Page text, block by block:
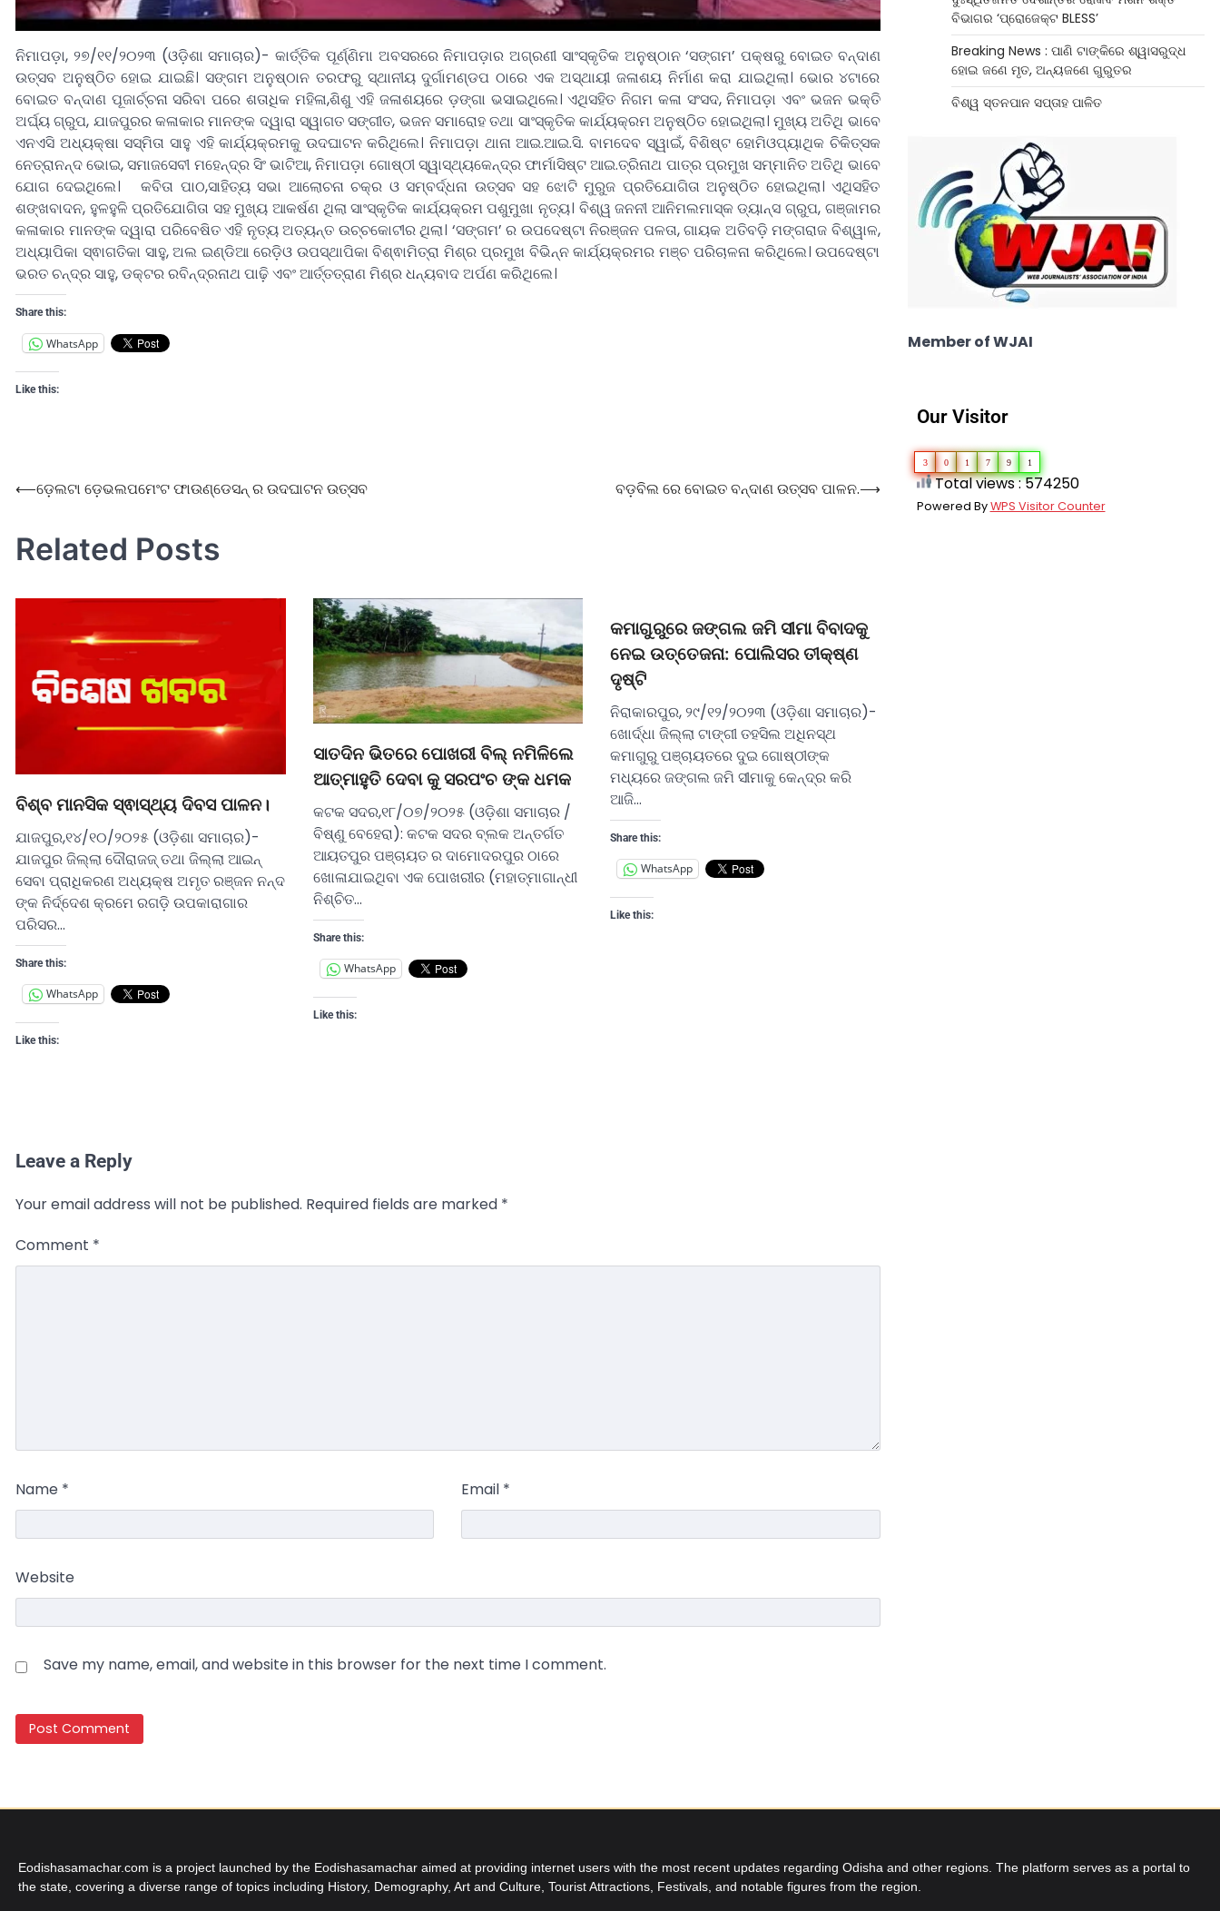
ନିମାପଡ଼ା, ୨୭/୧୧/୨୦୨୩ (ଓଡ଼ିଶା ସମାଚାର)- କାର୍ତ୍ତିକ ପୂର୍ଣ୍ଣିମା ଅବସରରେ ନିମାପଡ଼ାର ଅଗ୍ରଣୀ ସାଂସ୍କୃତିକ ଅନୁଷ୍ଠାନ ‘ସଙ୍ଗମ’ ପକ୍ଷରୁ ବୋଇତ ବନ୍ଦାଣ
ଉତ୍ସବ ଅନୁଷ୍ଠିତ ହୋଇ ଯାଇଛି। ସଙ୍ଗମ ଅନୁଷ୍ଠାନ ତରଫରୁ ସ୍ଥାନୀୟ ଦୁର୍ଗାମଣ୍ଡପ ଠାରେ ଏକ ଅସ୍ଥାୟୀ ଜଳାଶୟ ନିର୍ମାଣ କରା ଯାଇଥିଲା। ଭୋର ୪ଟାରେ
ବୋଇତ ବନ୍ଦାଣ ପୂଜାର୍ଚ୍ଚନା ସରିବା ପରେ ଶତାଧିକ ମହିଳା,ଶିଶୁ ଏହି ଜଳାଶୟରେ ଡ଼ଙ୍ଗା ଭସାଇଥିଲେ। ଏଥିସହିତ ନିଗମ କଳା ସଂସଦ, ନିମାପଡ଼ା ଏବଂ ଭଜନ ଭକ୍ତି
ଅର୍ଘ୍ୟ ଗ୍ରୁପ, ଯାଜପୁରର କଳାକାର ମାନଙ୍କ ଦ୍ୱାରା ସ୍ୱାଗତ ସଙ୍ଗୀତ, ଭଜନ ସମାରୋହ ତଥା ସାଂସ୍କୃତିକ କାର୍ଯ୍ୟକ୍ରମ ଅନୁଷ୍ଠିତ ହୋଇଥିଲା। ମୁଖ୍ୟ ଅତିଥି ଭାବେ
ଏନଏସି ଅଧ୍ୟକ୍ଷା ସସ୍ମିତା ସାହୁ ଏହି କାର୍ଯ୍ୟକ୍ରମକୁ ଉଦଘାଟନ କରିଥିଲେ। ନିମାପଡ଼ା ଥାନା ଆଇ.ଆଇ.ସି. ବାମଦେବ ସ୍ୱାଇଁ, ବିଶିଷ୍ଟ ହୋମିଓପ୍ୟାଥିକ ଚିକିତ୍ସକ
ନେତ୍ରାନନ୍ଦ ଭୋଇ, ସମାଜସେବୀ ମହେନ୍ଦ୍ର ସିଂ ଭାଟିଆ, ନିମାପଡ଼ା ଗୋଷ୍ଠୀ ସ୍ୱାସ୍ଥ୍ୟକେନ୍ଦ୍ର ଫାର୍ମାସିଷ୍ଟ ଆଇ.ତ୍ରିନାଥ ପାତ୍ର ପ୍ରମୁଖ ସମ୍ମାନିତ ଅତିଥି ଭାବେ
ଯୋଗ ଦେଇଥିଲେ। କବିତା ପାଠ,ସାହିତ୍ୟ ସଭା ଆଲୋଚନା ଚକ୍ର ଓ ସମ୍ବର୍ଦ୍ଧନା ଉତ୍ସବ ସହ ଝୋଟି ମୁରୁଜ ପ୍ରତିଯୋଗିତା ଅନୁଷ୍ଠିତ ହୋଇଥିଲା। ଏଥିସହିତ
ଶଙ୍ଖବାଦନ, ହୁଳହୁଳି ପ୍ରତିଯୋଗିତା ସହ ମୁଖ୍ୟ ଆକର୍ଷଣ ଥିଲା ସାଂସ୍କୃତିକ କାର୍ଯ୍ୟକ୍ରମ ପଶୁମୁଖା ନୃତ୍ୟ। ବିଶ୍ୱ ଜନନୀ ଆନିମଲମାସ୍କ ଡ୍ୟାନ୍ସ ଗ୍ରୁପ, ଗଞ୍ଜାମର
କଳାକାର ମାନଙ୍କ ଦ୍ୱାରା ପରିବେଷିତ ଏହି ନୃତ୍ୟ ଅତ୍ୟନ୍ତ ଉଚ୍ଚକୋଟୀର ଥିଲା। ‘ସଙ୍ଗମ’ ର ଉପଦେଷ୍ଟା ନିରଞ୍ଜନ ପଳତା, ଗାୟକ ଅତିବଡ଼ି ମଙ୍ଗରାଜ ବିଶ୍ୱାଳ,
ଅଧ୍ୟାପିକା ସ୍ଵାଗତିକା ସାହୁ, ଅଲ ଇଣ୍ଡିଆ ରେଡ଼ିଓ ଉପସ୍ଥାପିକା ବିଶ୍ଵାମିତ୍ରା ମିଶ୍ର ପ୍ରମୁଖ ବିଭିନ୍ନ କାର୍ଯ୍ୟକ୍ରମର ମଞ୍ଚ ପରିଚାଳନା କରିଥିଲେ। ଉପଦେଷ୍ଟା
ଭରତ ଚନ୍ଦ୍ର ସାହୁ, ଡକ୍ଟର ରବିନ୍ଦ୍ରନାଥ ପାଢ଼ି ଏବଂ ଆର୍ତ୍ତତ୍ରାଣ ମିଶ୍ର ଧନ୍ୟବାଦ ଅର୍ପଣ କରିଥିଲେ।
Share this:
WhatsApp
Like this:
⟵ଡ଼େଲଟା ଡ଼େଭଲପମେଂଟ ଫାଉଣ୍ଡେସନ୍ ର ଉଦଘାଟନ ଉତ୍ସବ ବଡ଼ବିଲ ରେ ବୋଇତ ବନ୍ଦାଣ ଉତ୍ସବ ପାଳନ.⟶
Related Posts
ବିଶ୍ବ ମାନସିକ ସ୍ଵାସ୍ଥ୍ୟ ଦିବସ ପାଳନ।
ଯାଜପୁର,୧୪/୧୦/୨୦୨୫ (ଓଡ଼ିଶା ସମାଚାର)-
ଯାଜପୁର ଜିଲ୍ଲା ଦୌରାଜଜ୍ ତଥା ଜିଲ୍ଲା ଆଇନ୍
ସେବା ପ୍ରାଧିକରଣ ଅଧ୍ୟକ୍ଷ ଅମୃତ ରଞ୍ଜନ ନନ୍ଦ
ଙ୍କ ନିର୍ଦ୍ଦେଶ କ୍ରମେ ରଗଡ଼ି ଉପକାରାଗାର
ପରିସର…
Share this:
WhatsApp
Like this:
ସାତଦିନ ଭିତରେ ପୋଖରୀ ବିଲ୍ ନମିଳିଲେ
ଆତ୍ମାହୁତି ଦେବା କୁ ସରପଂଚ ଙ୍କ ଧମକ
କଟକ ସଦର,୧୮/୦୭/୨୦୨୫ (ଓଡ଼ିଶା ସମାଚାର /
ବିଷ୍ଣୁ ବେହେରା): କଟକ ସଦର ବ୍ଲକ ଅନ୍ତର୍ଗତ
ଆୟତପୁର ପଞ୍ଚାୟତ ର ଦାମୋଦରପୁର ଠାରେ
ଖୋଳାଯାଇଥିବା ଏକ ପୋଖରୀର (ମହାତ୍ମାଗାନ୍ଧୀ
ନିଶ୍ଚିତ…
Share this:
WhatsApp
Like this:
କମାଗୁରୁରେ ଜଙ୍ଗଲ ଜମି ସୀମା ବିବାଦକୁ
ନେଇ ଉତ୍ତେଜନା: ପୋଲିସର ତୀକ୍ଷ୍ଣ
ଦୃଷ୍ଟି
ନିରାକାରପୁର, ୨୯/୧୨/୨୦୨୩ (ଓଡ଼ିଶା ସମାଚାର)-
ଖୋର୍ଦ୍ଧା ଜିଲ୍ଲା ଟାଙ୍ଗୀ ତହସିଲ ଅଧିନସ୍ଥ
କମାଗୁରୁ ପଞ୍ଚାୟତରେ ଦୁଇ ଗୋଷ୍ଠୀଙ୍କ
ମଧ୍ୟରେ ଜଙ୍ଗଲ ଜମି ସୀମାକୁ କେନ୍ଦ୍ର କରି
ଆଜି…
Share this:
WhatsApp
Like this:
Leave a Reply
Your email address will not be published. Required fields are marked *
Comment *
Name * Email *
Website
Save my name, email, and website in this browser for the next time I comment.
ବିଭାଗର ‘ପ୍ରୋଜେକ୍ଟ BLESS’
Breaking News : ପାଣି ଟାଙ୍କିରେ ଶ୍ୱାସରୁଦ୍ଧ
ହୋଇ ଜଣେ ମୃତ, ଅନ୍ୟଜଣେ ଗୁରୁତର
ବିଶ୍ୱ ସ୍ତନପାନ ସପ୍ତାହ ପାଳିତ
Member of WJAI
Our Visitor
3 0 1 7 9 1
Total views : 574250
Powered ByWPS Visitor Counter
Eodishasamachar.com is a project launched by the Eodishasamachar aimed at providing internet users with the most recent updates regarding Odisha and other regions. The platform serves as a portal to
the state, covering a diverse range of topics including History, Demography, Art and Culture, Tourist Attractions, Festivals, and notable figures from the region.